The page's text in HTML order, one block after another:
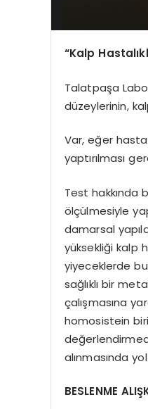
“Kalp
Talatpaşa
düzeylerinin,
Var, eğer
yaptırılması
Test hakkında
ölçülmesiyle
damarsal
yüksekliği kalp
yiyeceklerde
sağlıklı bir
çalışmasına
homosistein
alınmasında
BESLENME